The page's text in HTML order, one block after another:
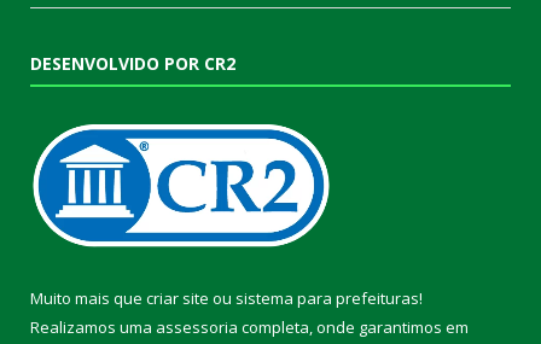
DESENVOLVIDO POR CR2
Muito mais que criar site ou sistema para prefeituras!
Realizamos uma assessoria completa, onde garantimos em